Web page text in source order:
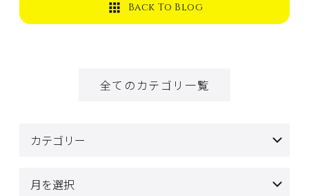
Back To Blog
全てのカテゴリ一覧